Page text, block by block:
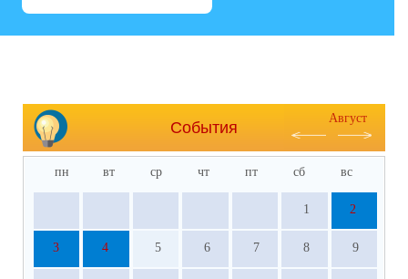
События
Август
пн вт ср чт пт сб вс
1 2
3 4 5 6 7 8 9